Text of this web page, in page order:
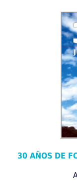
30 AÑOS DE